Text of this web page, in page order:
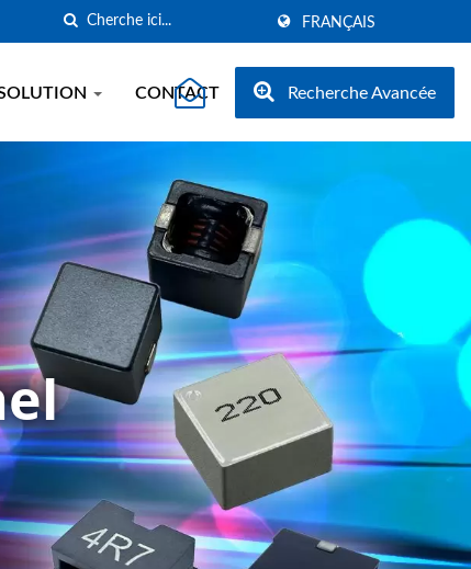
FRANÇAIS
CONTACT Recherche Avancée